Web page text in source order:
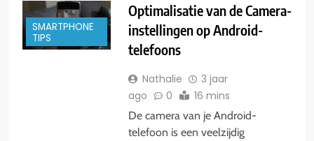
SMARTPHONE
TIPS
Optimalisatie van de Camera-
instellingen op Android-
telefoons
Nathalie
3 jaar
ago
0 16 mins
De camera van je Android-
telefoon is een veelzijdig